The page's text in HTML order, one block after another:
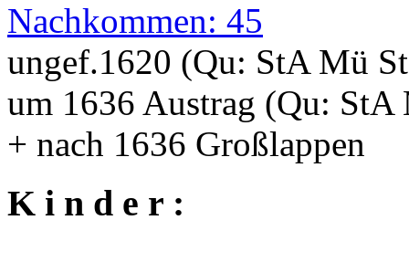
Nachkommen: 45
ungef.1620 (Qu: StA Mü
um 1636 Austrag (Qu:
+ nach 1636 Großlappen
K i n d e r :